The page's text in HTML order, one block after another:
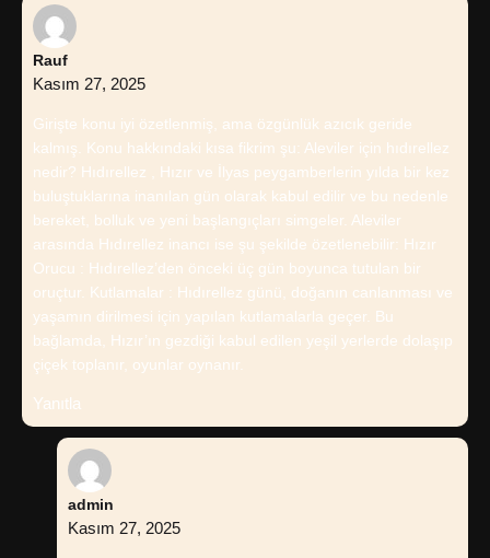
Rauf
Kasım 27, 2025
Girişte konu iyi özetlenmiş, ama özgünlük azıcık geride
kalmış. Konu hakkındaki kısa fikrim şu: Aleviler için hıdırellez
nedir? Hıdırellez , Hızır ve İlyas peygamberlerin yılda bir kez
buluştuklarına inanılan gün olarak kabul edilir ve bu nedenle
bereket, bolluk ve yeni başlangıçları simgeler. Aleviler
arasında Hıdırellez inancı ise şu şekilde özetlenebilir: Hızır
Orucu : Hıdırellez’den önceki üç gün boyunca tutulan bir
oruçtur. Kutlamalar : Hıdırellez günü, doğanın canlanması ve
yaşamın dirilmesi için yapılan kutlamalarla geçer. Bu
bağlamda, Hızır’ın gezdiği kabul edilen yeşil yerlerde dolaşıp
çiçek toplanır, oyunlar oynanır.
Yanıtla
admin
Kasım 27, 2025